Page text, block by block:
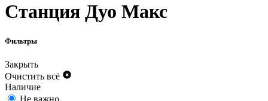
Станция Дуо Макс
Фильтры
Закрыть
Очистить всё
Наличие
Не важно